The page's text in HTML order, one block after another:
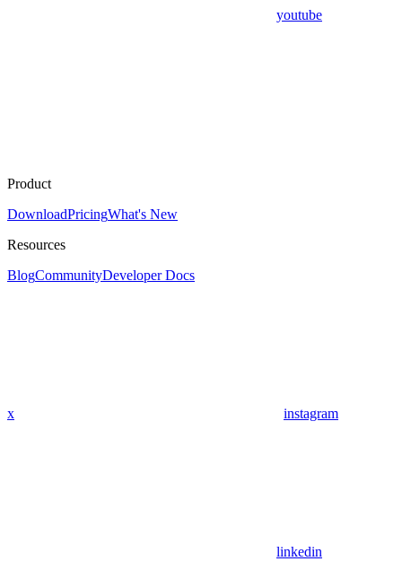
youtube
Product
DownloadPricingWhat's New
Resources
BlogCommunityDeveloper Docs
x instagram
linkedin